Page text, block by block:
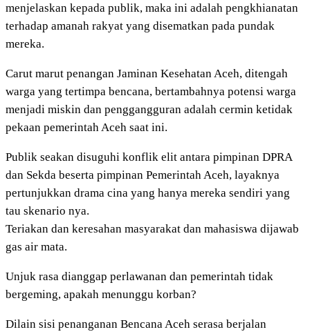
menjelaskan kepada publik, maka ini adalah pengkhianatan
terhadap amanah rakyat yang disematkan pada pundak
mereka.
Carut marut penangan Jaminan Kesehatan Aceh, ditengah
warga yang tertimpa bencana, bertambahnya potensi warga
menjadi miskin dan penggangguran adalah cermin ketidak
pekaan pemerintah Aceh saat ini.
Publik seakan disuguhi konflik elit antara pimpinan DPRA
dan Sekda beserta pimpinan Pemerintah Aceh, layaknya
pertunjukkan drama cina yang hanya mereka sendiri yang
tau skenario nya.
Teriakan dan keresahan masyarakat dan mahasiswa dijawab
gas air mata.
Unjuk rasa dianggap perlawanan dan pemerintah tidak
bergeming, apakah menunggu korban?
Dilain sisi penanganan Bencana Aceh serasa berjalan